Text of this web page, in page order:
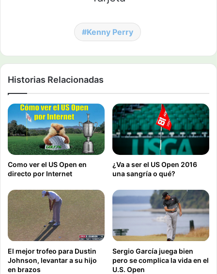
Kenny Perry
Historias Relacionadas
Como ver el US Open en
directo por Internet
¿Va a ser el US Open 2016
una sangría o qué?
El mejor trofeo para Dustin
Johnson, levantar a su hijo
en brazos
Sergio García juega bien
pero se complica la vida en el
U.S. Open